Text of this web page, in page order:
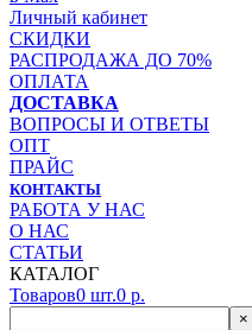
Личный кабинет
СКИДКИ
РАСПРОДАЖА ДО 70%
ОПЛАТА
ДОСТАВКА
ВОПРОСЫ И ОТВЕТЫ
ОПТ
ПРАЙС
КОНТАКТЫ
РАБОТА У НАС
О НАС
СТАТЬИ
КАТАЛОГ
Товаров0 шт.0 р.
×